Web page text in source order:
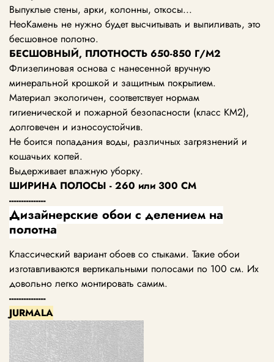
Выпуклые стены, арки, колонны, откосы...
НеоКамень не нужно будет высчитывать и выпиливать, это
бесшовное полотно.
БЕСШОВНЫЙ, ПЛОТНОСТЬ 650-850 Г/М2
Флизелиновая основа с нанесенной вручную
минеральной крошкой и защитным покрытием.
Материал экологичен, соответствует нормам
гигиенической и пожарной безопасности (класс KM2),
долговечен и износоустойчив.
Не боится попадания воды, различных загрязнений и
кошачьих когтей.
Выдерживает влажную уборку.
ШИРИНА ПОЛОСЫ - 260 или 300 СМ
---------------
Дизайнерские обои с делением на
полотна
Классический вариант обоев со стыками. Такие обои
изготавливаются вертикальными полосами по 100 см. Их
довольно легко монтировать самим.
---------------
JURMALA